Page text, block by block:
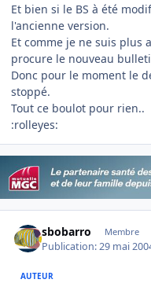
Et bien si le BS à été
l'ancienne version.
Et comme je ne suis plus
procure le nouveau
Donc pour le moment le
stoppé.
Tout ce boulot pour rien..
:rolleyes:
sbobarro Membre
Publication:29 mai
AUTEUR